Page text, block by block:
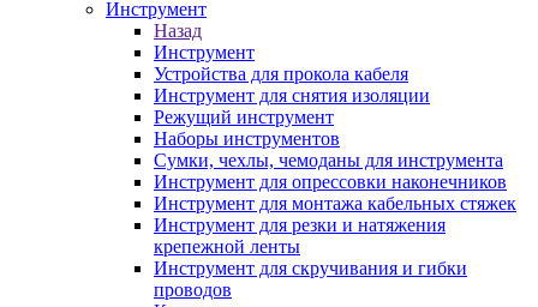
Инструмент
Назад
Инструмент
Устройства для прокола кабеля
Инструмент для снятия изоляции
Режущий инструмент
Наборы инструментов
Сумки, чехлы, чемоданы для инструмента
Инструмент для опрессовки наконечников
Инструмент для монтажа кабельных стяжек
Инструмент для резки и натяжения
крепежной ленты
Инструмент для скручивания и гибки
проводов